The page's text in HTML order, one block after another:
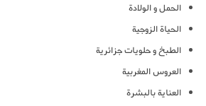
الحمل و الولادة
الحياة الزوجية
الطبخ و حلويات جزائرية
العروس المغربية
العناية بالبشرة